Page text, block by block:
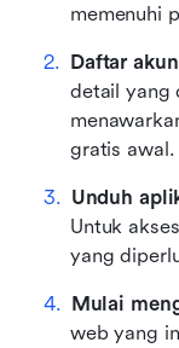
memenuhi
Daftar akun
detail yang
gratis awal.
Unduh
Untuk
yang
Mulai
web yang